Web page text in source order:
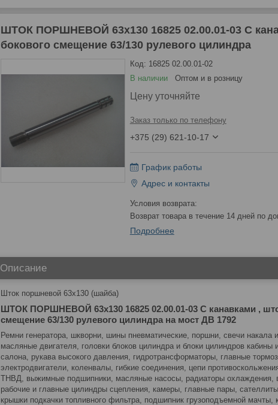
ШТОК ПОРШНЕВОЙ 63х130 16825 02.00.01-03 С
бокового смещение 63/130 рулевого цилиндра
В наличии Оптом и в розницу
Код: 16825 02.00.01-02
Цену уточняйте
Заказ только по телефону
+375 (29) 621-10-17
График работы
Адрес и контакты
возврат товара в течение 14 дней по
Подробнее
Описание
Шток поршневой 63х130 (шайба)
ШТОК ПОРШНЕВОЙ 63х130 16825 02.00.01-03 С канавками ,
смещение 63/130 рулевого цилиндра на мост ДВ 1792
Ремни генератора, шкворни, шины пневматические, поршни, свечи накала
масляные двигателя, головки блоков цилиндра и блоки цилиндров кабины
салона, рукава высокого давления, гидротрансформаторы, главные
электродвигатели, коленвалы, гибкие соединения, цепи
ТНВД, выжимные подшипники, масляные насосы, радиаторы охлаждения,
рабочие и главные цилиндры сцепления, камеры, главные пары,
крышки подкачки топливного фильтра, подшипник грузоподъемной